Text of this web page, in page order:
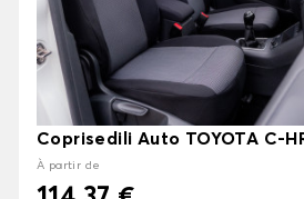
Coprisedili Auto TOYOTA C-
À partir de